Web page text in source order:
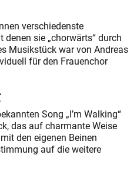
verschiedenste
sie „chorwärts“ durch
Musikstück war von Andreas
für den Frauenchor
Song „I’m Walking“
das auf charmante Weise
den eigenen Beinen
auf die weitere